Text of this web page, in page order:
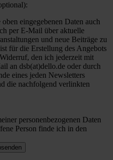
eingegebenen Daten auch
per E-Mail über aktuelle
und neue Beiträge zu
für die Erstellung des Angebots
den ich jederzeit mit
an dsb(at)dello.de oder durch
eines jeden Newsletters
die nachfolgend verlinkten
personenbezogenen Daten
Person finde ich in den